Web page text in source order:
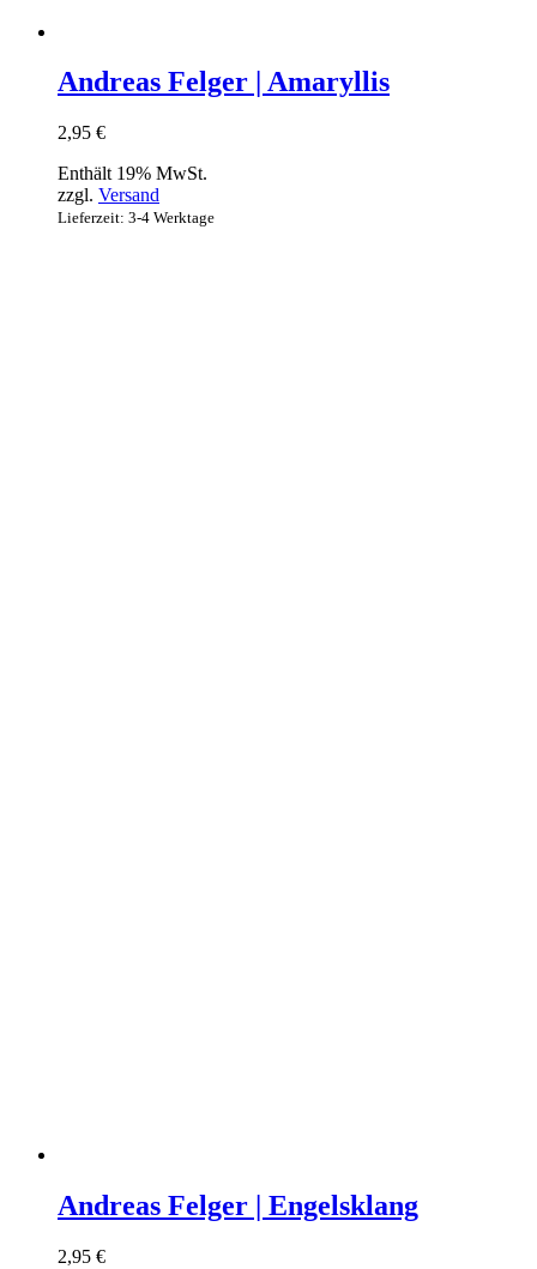
Andreas Felger | Amaryllis
2,95 €
Enthält 19% MwSt.
zzgl. Versand
Lieferzeit: 3-4 Werktage
Andreas Felger | Engelsklang
2,95 €